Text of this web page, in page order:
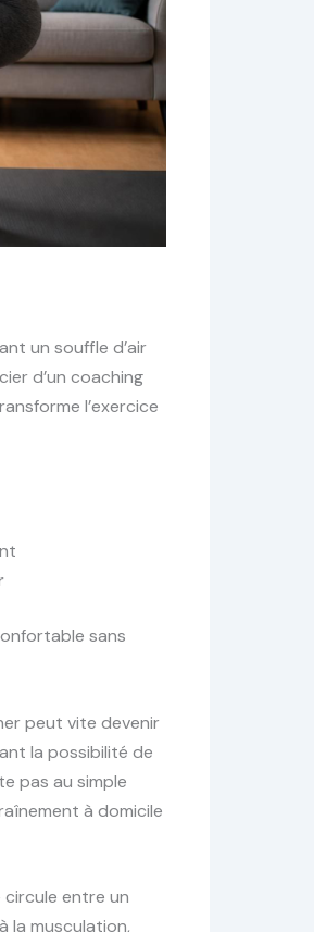
un souffle d’air
d’un coaching
l’exercice
sans
peut vite devenir
la possibilité de
pas au simple
à domicile
circule entre un
la musculation,